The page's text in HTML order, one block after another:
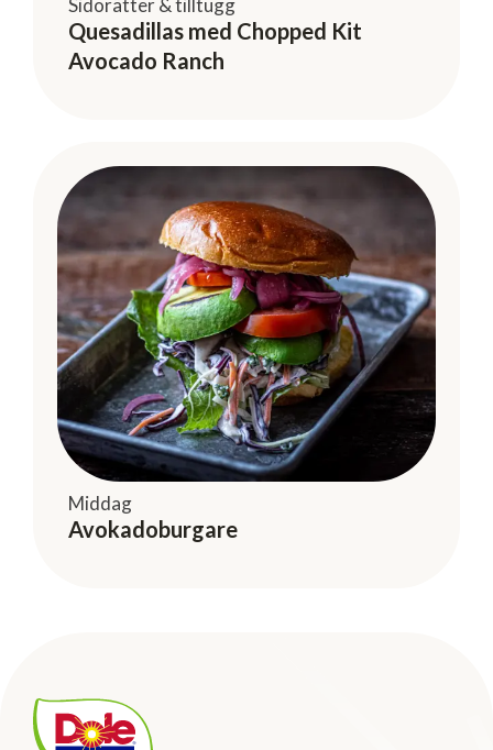
Sidorätter & tilltugg
Quesadillas med Chopped Kit
Avocado Ranch
Middag
Avokadoburgare